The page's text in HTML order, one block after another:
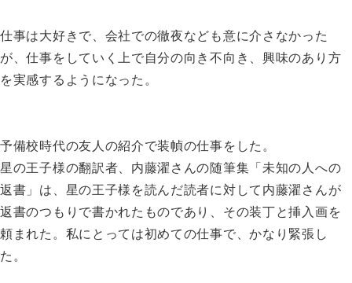
仕事は大好きで、会社での徹夜なども意に介さなかった
が、仕事をしていく上で自分の向き不向き、興味のあり方
を実感するようになった。
予備校時代の友人の紹介で装幀の仕事をした。
星の王子様の翻訳者、内藤濯さんの随筆集「未知の人への
返書」は、星の王子様を読んだ読者に対して内藤濯さんが
返書のつもりで書かれたものであり、その装丁と挿入画を
頼まれた。私にとっては初めての仕事で、かなり緊張し
た。